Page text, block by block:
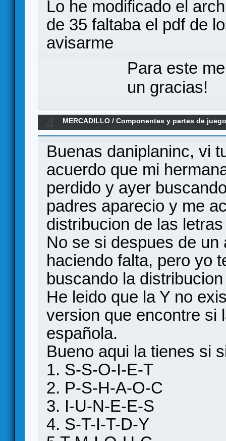
Lo he modificado el
de 35 faltaba el pdf de
avisarme
Para este
un gracias!
MERCADILLO /Componentes y partes de
Buenas daniplaninc, vi
acuerdo que mi
perdido y ayer
padres aparecio y me
distribucion de las
No se si despues de
haciendo falta, pero yo
buscando la
He leido que la Y no
version que encontre si
española.
Bueno aqui la tienes si
1. S-S-O-I-E-T
2. P-S-H-A-O-C
3. I-U-N-E-E-S
4. S-T-I-T-D-Y